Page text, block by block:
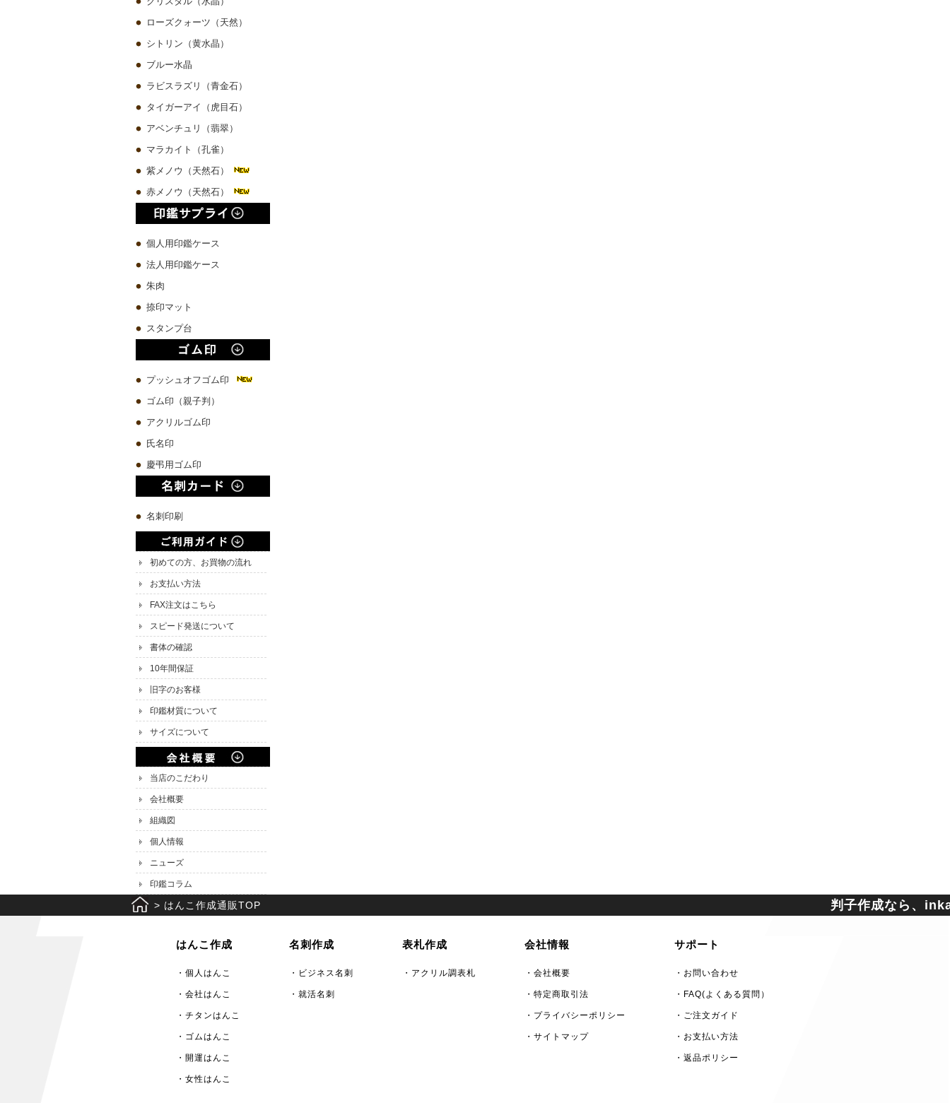
ローズクォーツ（天然）
シトリン（黄水晶）
ブルー水晶
ラビスラズリ（青金石）
タイガーアイ（虎目石）
アベンチュリ（翡翠）
マラカイト（孔雀）
紫メノウ（天然石）
赤メノウ（天然石）
個人用印鑑ケース
法人用印鑑ケース
朱肉
捺印マット
スタンプ台
プッシュオフゴム印
ゴム印（親子判）
アクリルゴム印
氏名印
慶弔用ゴム印
名刺印刷
初めての方、お買物の流れ
お支払い方法
FAX注文はこちら
スピード発送について
書体の確認
10年間保証
旧字のお客様
印鑑材質について
サイズについて
当店のこだわり
会社概要
組織図
個人情報
ニューズ
印鑑コラム
> はんこ作成通販TOP 判子作成なら、
はんこ作成
・個人はんこ
・会社はんこ
・チタンはんこ
・ゴムはんこ
・開運はんこ
・女性はんこ
名刺作成
・ビジネス名刺
・就活名刺
表札作成
・アクリル調表札
会社情報
・会社概要
・特定商取引法
・プライバシーポリシー
・サイトマップ
サポート
・お問い合わせ
・FAQ(よくある質問）
・ご注文ガイド
・お支払い方法
・返品ポリシー